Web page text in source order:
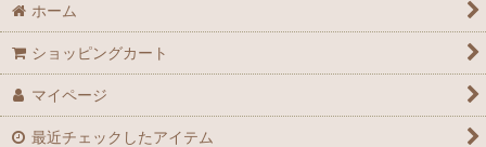
ホーム
ショッピングカート
マイページ
最近チェックしたアイテム